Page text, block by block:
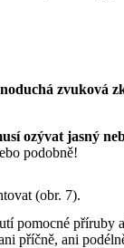
zvuková
ozývat jasný
podobně!
(obr. 7).
pomocné
příčně, ani